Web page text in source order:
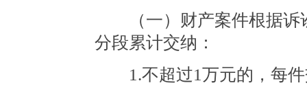
（一）财产案件根据诉
分段累计交纳：
1.不超过1万元的，每件